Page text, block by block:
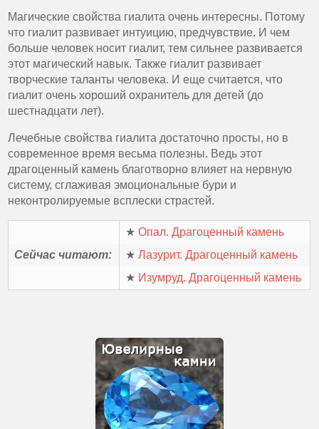
Магические свойства гиалита очень интересны. Потому
что гиалит развивает интуицию, предчувствие. И чем
больше человек носит гиалит, тем сильнее развивается
этот магический навык. Также гиалит развивает
творческие таланты человека. И еще считается, что
гиалит очень хороший охранитель для детей (до
шестнадцати лет).
Лечебные свойства гиалита достаточно просты, но в
современное время весьма полезны. Ведь этот
драгоценный камень благотворно влияет на нервную
систему, сглаживая эмоциональные бури и
неконтролируемые всплески страстей.
★Опал. Драгоценный камень
Сейчас читают:
★Лазурит. Драгоценный камень
★ Изумруд. Драгоценный камень